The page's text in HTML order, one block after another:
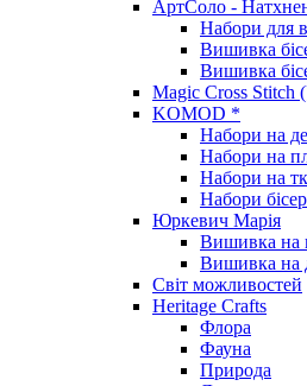
АртСоло -
Набори для
Вишивка
Вишивка
Magic Cross Stitch
KOMOD *
Набори на
Набори на
Набори на
Набори
Юркевич Марія
Вишивка на
Вишивка на
Світ можливостей
Heritage Crafts
Флора
Фауна
Природа